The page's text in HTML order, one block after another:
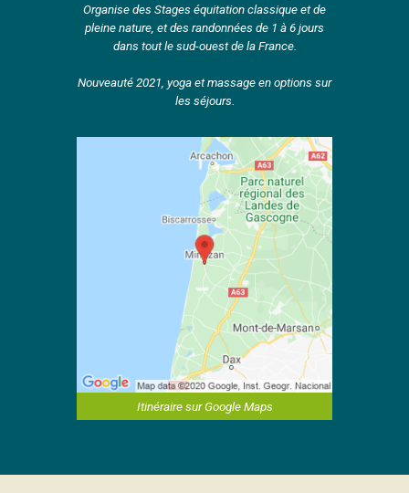
Organise des Stages équitation classique et de
pleine nature, et des randonnées de 1 à 6 jours
dans tout le sud-ouest de la France.
Nouveauté 2021, yoga et massage en options sur
les séjours.
Itinéraire sur Google Maps